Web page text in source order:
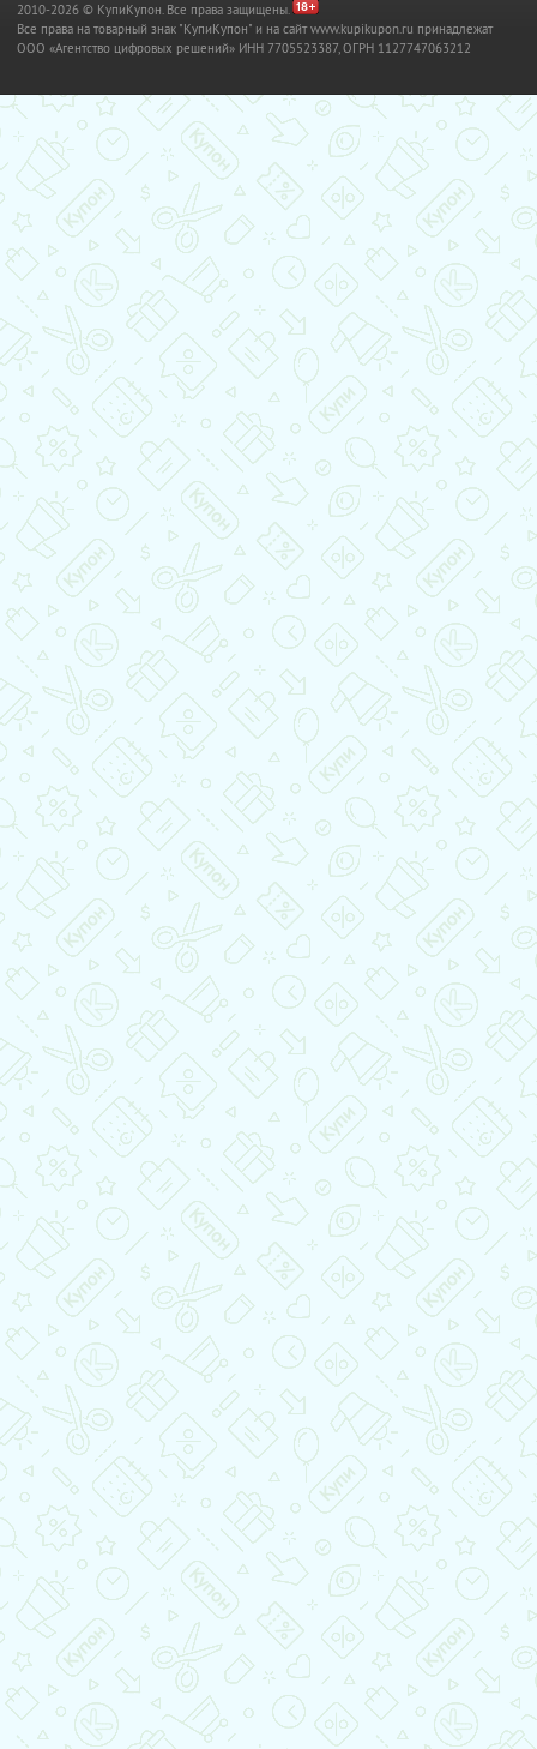
2010-2026 © КупиКупон. Все права защищены.
Все права на товарный знак "КупиКупон" и на сайт www.kupikupon.ru принадлежат
OOO «Агентство цифровых решений» ИНН 7705523387, ОГРН 1127747063212